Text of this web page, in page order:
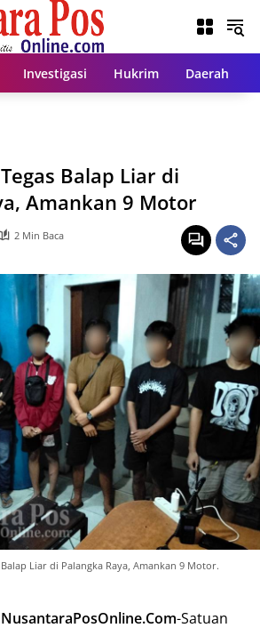
Investigasi Hukrim Daerah
Balap Liar di
Amankan 9 Motor
2 Min Baca
Liar di Palangka Raya, Amankan 9 Motor.
NusantaraPosOnline.Com-Satuan